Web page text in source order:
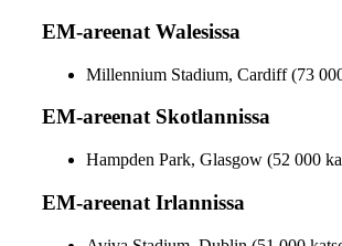
EM-areenat Walesissa
Millennium Stadium, Cardiff (73
EM-areenat Skotlannissa
Hampden Park, Glasgow (52 000
EM-areenat Irlannissa